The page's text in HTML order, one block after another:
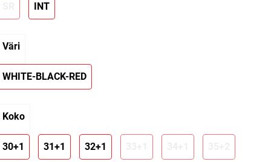
INT
Väri
WHITE-BLACK-RED
Koko
30+1 31+1 32+1